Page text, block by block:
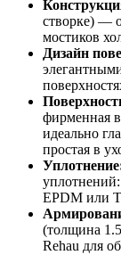
створке) —
мостиков
Дизайн
фирменная
идеально
простая в
EPDM или
(толщина
Rehau для